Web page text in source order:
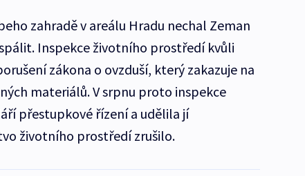
zahradě v areálu Hradu nechal Zeman
Inspekce životního prostředí kvůli
zákona o ovzduší, který zakazuje na
materiálů. V srpnu proto inspekce
přestupkové řízení a udělila jí
životního prostředí zrušilo.